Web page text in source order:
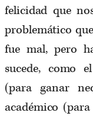
felicidad que
problemático
fue mal, pero
sucede, como
(para ganar
académico